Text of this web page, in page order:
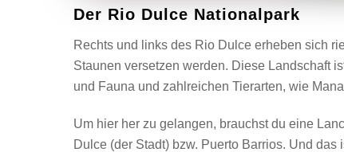
Der Rio Dulce Nationalpark
Rechts und links des Rio Dulce erheben sich
Staunen versetzen werden. Diese Landschaft
und Fauna und zahlreichen Tierarten, wie
Um hier her zu gelangen, brauchst du eine
Dulce (der Stadt) bzw. Puerto Barrios. Und